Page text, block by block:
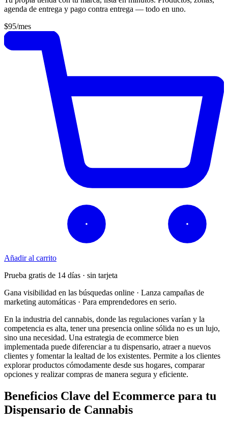
agenda de entrega y pago contra entrega — todo en uno.
$95/mes
Añadir al carrito
Prueba gratis de 14 días · sin tarjeta
Gana visibilidad en las búsquedas online · Lanza campañas de
marketing automáticas · Para emprendedores en serio.
En la industria del cannabis, donde las regulaciones varían y la
competencia es alta, tener una presencia online sólida no es un lujo,
sino una necesidad. Una estrategia de ecommerce bien
implementada puede diferenciar a tu dispensario, atraer a nuevos
clientes y fomentar la lealtad de los existentes. Permite a los clientes
explorar productos cómodamente desde sus hogares, comparar
opciones y realizar compras de manera segura y eficiente.
Beneficios Clave del Ecommerce para tu
Dispensario de Cannabis